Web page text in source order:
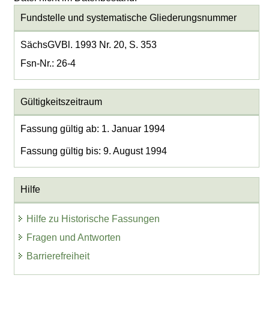
Fundstelle und systematische Gliederungsnummer
SächsGVBl. 1993 Nr. 20, S. 353
Fsn-Nr.: 26-4
Gültigkeitszeitraum
Fassung gültig ab: 1. Januar 1994
Fassung gültig bis: 9. August 1994
Hilfe
Hilfe zu Historische Fassungen
Fragen und Antworten
Barrierefreiheit